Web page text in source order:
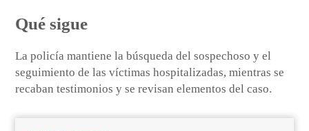
Qué sigue
La policía mantiene la búsqueda del sospechoso y el
seguimiento de las víctimas hospitalizadas, mientras se
recaban testimonios y se revisan elementos del caso.